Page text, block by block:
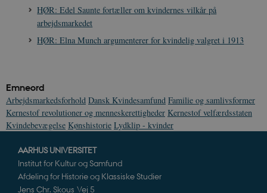
HØR: Edel Saunte fortæller om kvindernes vilkår på
arbejdsmarkedet
HØR: Elna Munch argumenterer for kvindelig valgret i 1913
Emneord
Arbejdsmarkedsforhold Dansk Kvindesamfund Familie og samlivsformer
Kernestof revolutioner og menneskerettigheder Kernestof velfærdsstaten
Kvindebevægelse Kønshistorie Lydklip - kvinder
AARHUS UNIVERSITET
Institut for Kultur og Samfund
Afdeling for Historie og Klassiske Studier
Jens Chr. Skous Vej 5
CookieScriptConsent
XSRF-TOKEN danmarkshistoriendk.h5p.com